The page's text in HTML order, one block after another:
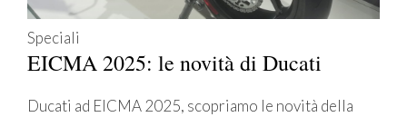
Speciali
EICMA 2025: le novità di Ducati
Ducati ad EICMA 2025, scopriamo le novità della